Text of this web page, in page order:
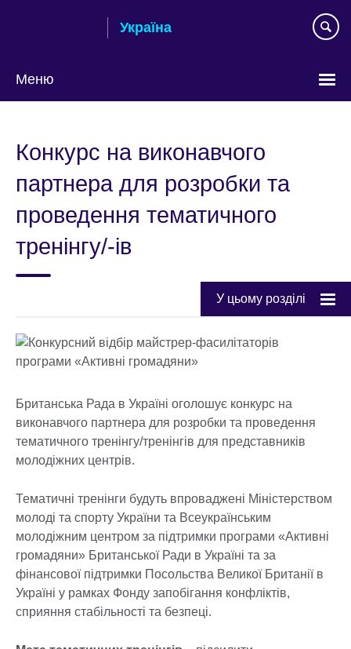
Україна
Меню
language
Конкурс на виконавчого
партнера для розробки та
проведення тематичного
тренінгу/-ів
У цьому розділі
Британська Рада в Україні оголошує конкурс на
виконавчого партнера для розробки та проведення
тематичного тренінгу/тренінгів для представників
молодіжних центрів.
Тематичні тренінги будуть впроваджені Міністерством
молоді та спорту України та Всеукраїнським
молодіжним центром за підтримки програми «Активні
громадяни» Британської Ради в Україні та за
фінансової підтримки Посольства Великої Британії в
Україні у рамках Фонду запобігання конфліктів,
сприяння стабільності та безпеці.